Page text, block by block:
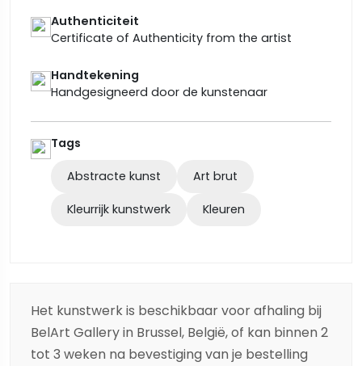
Authenticiteit
Certificate of Authenticity from the artist
Handtekening
Handgesigneerd door de kunstenaar
Tags
Abstracte kunst Art brut
Kleurrijk kunstwerk Kleuren
Het kunstwerk is beschikbaar voor afhaling bij
BelArt Gallery in Brussel, België, of kan binnen 2
tot 3 weken na bevestiging van je bestelling